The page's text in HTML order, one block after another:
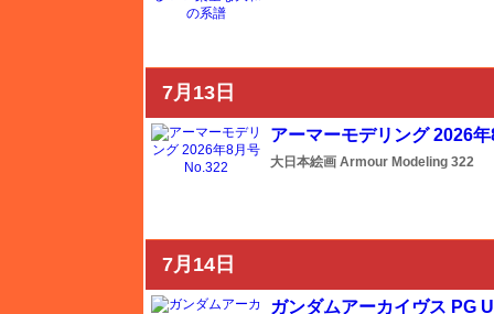
7月13日
アーマーモデリング 2026
大日本絵画 Armour Modeling 322
7月14日
ガンダムアーカイヴス PG
ガンダムページへ
ミニカーページへ
その他ページへ
塗料ページへ
工具ページへ
ケースページへ